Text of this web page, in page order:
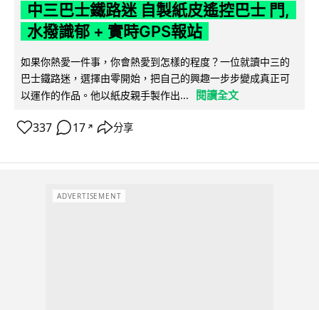
中三巴士鐵路迷 自製紙皮遙控巴士 門,
水撥識郁 + 實時GPS報站
如果你熱愛一件事，你會熱愛到怎樣的程度？一位就讀中三的
巴士鐵路迷，選擇由零開始，把自己的興趣一步步變成真正可
以運作的作品。他以紙皮親手製作出...
閱讀全文
337 17 ↗ 分享
ADVERTISEMENT